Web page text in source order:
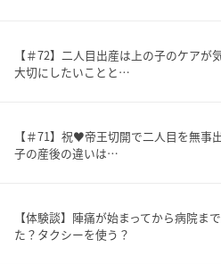
【＃72】二人目出産は上の子のケアが
大切にしたいことと…
【＃71】祝♥帝王切開で二人目を無事
子の産後の違いは…
【体験談】陣痛が始まってから病院ま
た？タクシーを使う？